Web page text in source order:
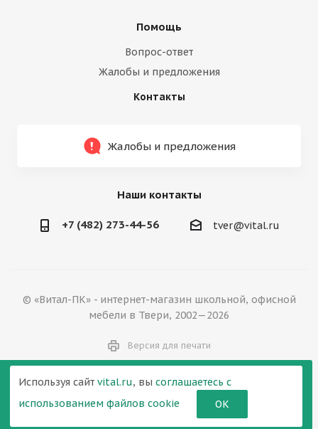
Помощь
Вопрос-ответ
Жалобы и предложения
Контакты
Жалобы и предложения
Наши контакты
+7 (482) 273-44-56 tver@vital.ru
© «Витал-ПК» - интернет-магазин школьной, офисной
мебели в Твери, 2002—2026
Версия для печати
Используя сайт vital.ru, вы соглашаетесь с
использованием файлов cookie
ОК